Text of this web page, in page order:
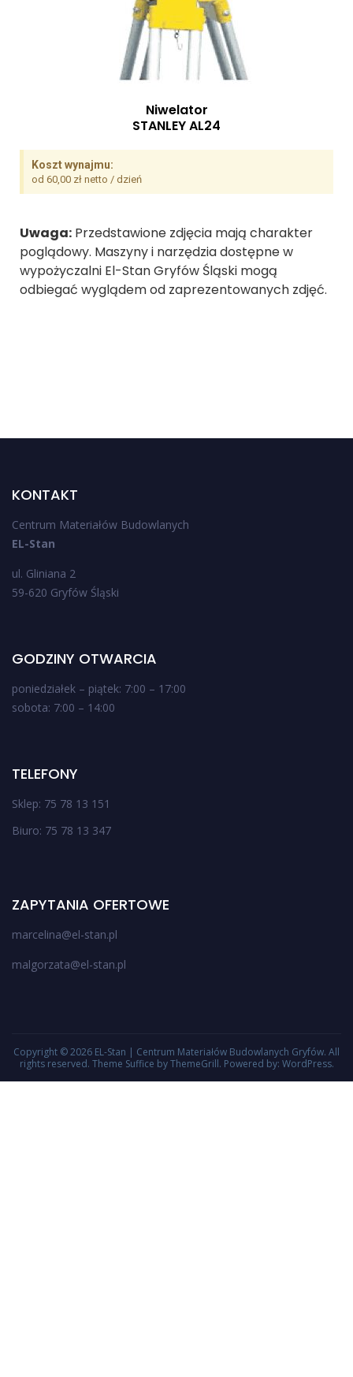
Niwelator
STANLEY AL24
Koszt wynajmu:
od 60,00 zł netto / dzień
Uwaga: Przedstawione zdjęcia mają charakter
poglądowy. Maszyny i narzędzia dostępne w
wypożyczalni El-Stan Gryfów Śląski mogą
odbiegać wyglądem od zaprezentowanych zdjęć.
KONTAKT
Centrum Materiałów Budowlanych
EL-Stan
ul. Gliniana 2
59-620 Gryfów Śląski
GODZINY OTWARCIA
poniedziałek – piątek: 7:00 – 17:00
sobota: 7:00 – 14:00
TELEFONY
Sklep: 75 78 13 151
Biuro: 75 78 13 347
ZAPYTANIA OFERTOWE
marcelina@el-stan.pl
malgorzata@el-stan.pl
Copyright © 2026 EL-Stan | Centrum Materiałów Budowlanych Gryfów. All
rights reserved. Theme Suffice by ThemeGrill. Powered by: WordPress.